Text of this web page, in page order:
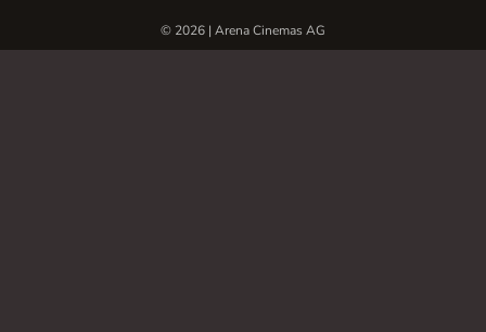
© 2026 | Arena Cinemas AG